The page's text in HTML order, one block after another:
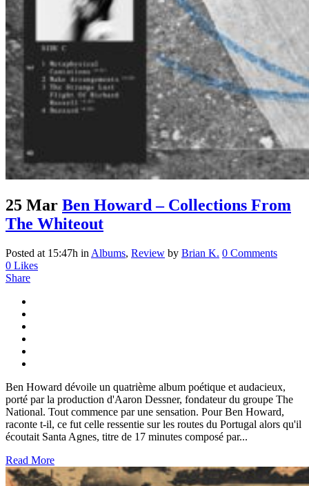
25 Mar Ben Howard – Collections From
The Whiteout
Posted at 15:47h in Albums, Review by Brian K. 0 Comments
0 Likes
Share
Ben Howard dévoile un quatrième album poétique et audacieux,
porté par la production d'Aaron Dessner, fondateur du groupe The
National. Tout commence par une sensation. Pour Ben Howard,
raconte t-il, ce fut celle ressentie sur les routes du Portugal alors qu'il
écoutait Santa Agnes, titre de 17 minutes composé par...
Read More